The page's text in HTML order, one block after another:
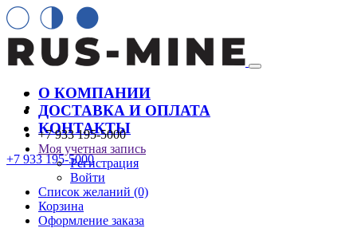
О КОМПАНИИ
ДОСТАВКА И ОПЛАТА
КОНТАКТЫ
+7 933 195-5000
+7 933 195-5000
Моя учетная запись
Регистрация
Войти
Список желаний (0)
Корзина
Оформление заказа